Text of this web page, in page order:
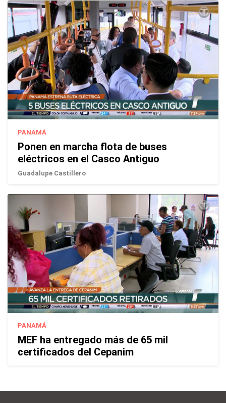
PANAMÁ
Ponen en marcha flota de buses
eléctricos en el Casco Antiguo
Guadalupe Castillero
PANAMÁ
MEF ha entregado más de 65 mil
certificados del Cepanim